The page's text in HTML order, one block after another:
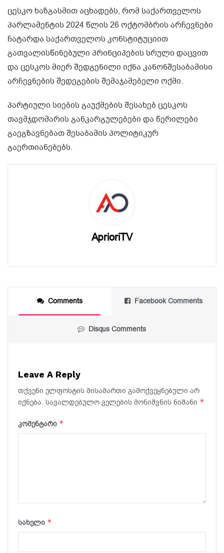
ცესკო ხაზგასმით აცხადებს, რომ საქართველოს
პარლამენტის 2024 წლის 26 ოქტომბრის არჩევნები
ჩატარდა საქართველოს კონსტიტუციით
გათვალისწინებული პრინციპების სრული დაცვით
და ცესკოს მიერ შედგენილი იქნა კანონშესაბამისი
არჩევნების შედეგების შემაჯამებელი ოქმი.
პარტიული სიების გაუქმების შესახებ ცესკოს
თავმჯდომარის განკარგულებები და წერილები
გაეგზავნებათ შესაბამის პოლიტიკურ
გაერთიანებებს.
AprioriTV
Comments Facebook Comments
Disqus Comments
Leave A Reply
თქვენი ელფოსტის მისამართი გამოქვეყნებული არ
იქნება. სავალდებულო ველების მონიშვნის ნიშანი *
კომენტარი *
სახელი *